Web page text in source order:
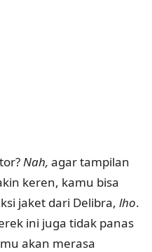
Nah, agar tampilan
keren, kamu bisa
jaket dari Delibra, lho.
ini juga tidak panas
akan merasa